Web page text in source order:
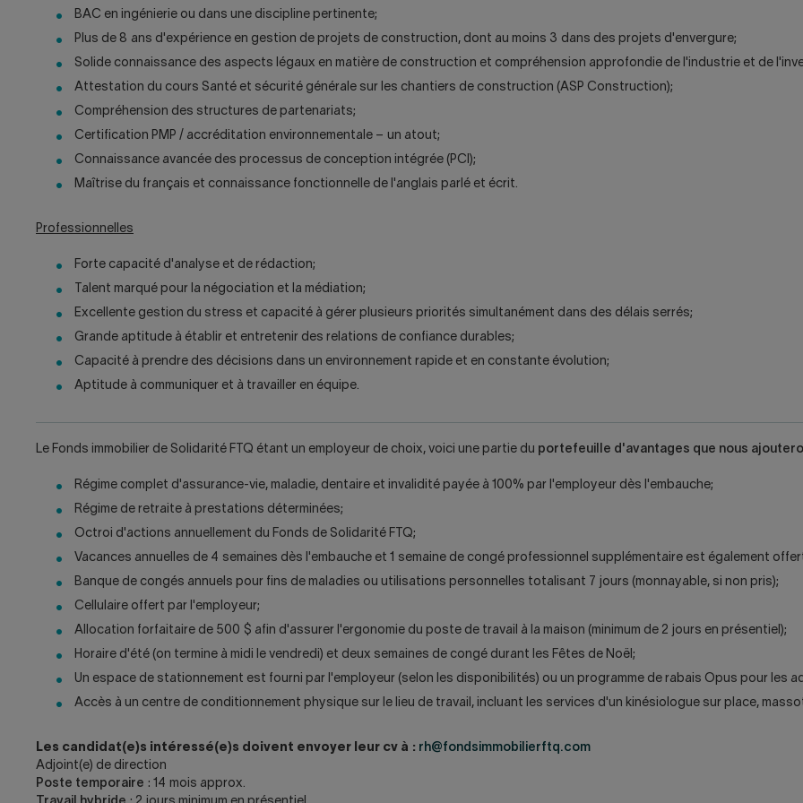
BAC en ingénierie ou dans une discipline pertinente;
Plus de 8 ans d'expérience en gestion de projets de construction, dont au moins 3 dans des projets d'envergure;
Solide connaissance des aspects légaux en matière de construction et compréhension approfondie de l'industrie et de
Attestation du cours Santé et sécurité générale sur les chantiers de construction (ASP Construction);
Compréhension des structures de partenariats;
Certification PMP / accréditation environnementale – un atout;
Connaissance avancée des processus de conception intégrée (PCI);
Maîtrise du français et connaissance fonctionnelle de l'anglais parlé et écrit.
Professionnelles
Forte capacité d'analyse et de rédaction;
Talent marqué pour la négociation et la médiation;
Excellente gestion du stress et capacité à gérer plusieurs priorités simultanément dans des délais serrés;
Grande aptitude à établir et entretenir des relations de confiance durables;
Capacité à prendre des décisions dans un environnement rapide et en constante évolution;
Aptitude à communiquer et à travailler en équipe.
Le Fonds immobilier de Solidarité FTQ étant un employeur de choix, voici une partie du portefeuille d'avantages que nous
Régime complet d'assurance-vie, maladie, dentaire et invalidité payée à 100% par l'employeur dès l'embauche;
Régime de retraite à prestations déterminées;
Octroi d'actions annuellement du Fonds de Solidarité FTQ;
Vacances annuelles de 4 semaines dès l'embauche et 1 semaine de congé professionnel supplémentaire est également
Banque de congés annuels pour fins de maladies ou utilisations personnelles totalisant 7 jours (monnayable, si non pris);
Cellulaire offert par l'employeur;
Allocation forfaitaire de 500 $ afin d'assurer l'ergonomie du poste de travail à la maison (minimum de 2 jours en présentiel);
Horaire d'été (on termine à midi le vendredi) et deux semaines de congé durant les Fêtes de Noël;
Un espace de stationnement est fourni par l'employeur (selon les disponibilités) ou un programme de rabais Opus pour les
Accès à un centre de conditionnement physique sur le lieu de travail, incluant les services d'un kinésiologue sur place,
Les candidat(e)s intéressé(e)s doivent envoyer leur cv à : rh@fondsimmobilierftq.com
Adjoint(e) de direction
Poste temporaire : 14 mois approx.